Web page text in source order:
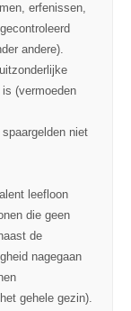
erfenissen,
andere).
(vermoeden
niet
leefloon
die geen
de
nagegaan
gehele gezin).